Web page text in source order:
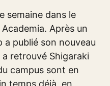
semaine dans le
Après un
a publié son nouveau
retrouvé Shigaraki
campus sont en
temps déjà, en